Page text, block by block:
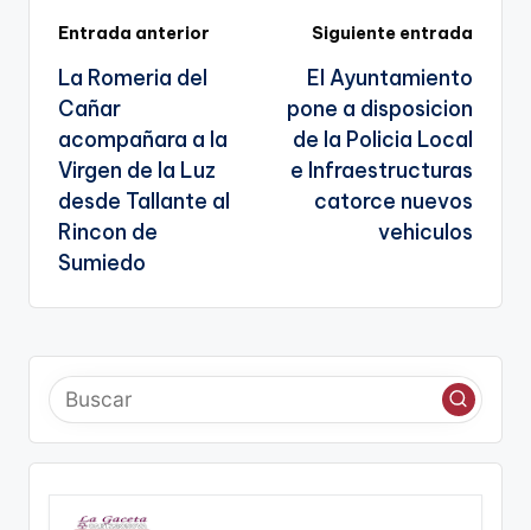
k
n
sl
a
te
Navegación
de
entradas
Entrada anterior
La Romeria del
Cañar
acompañara a la
Virgen de la Luz
desde Tallante al
Rincon de
Sumiedo
Siguiente entrada
El Ayuntamiento
pone a disposicion
de la Policia Local
e Infraestructuras
catorce nuevos
vehiculos